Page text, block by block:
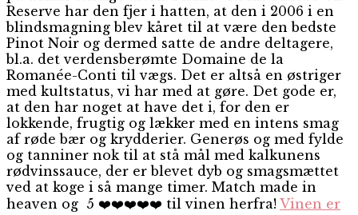
Reserve har den fjer i hatten, at den i 2006 i en
blindsmagning blev kåret til at være den bedste
Pinot Noir og dermed satte de andre deltagere,
bl.a. det verdensberømte Domaine de la
Romanée-Conti til vægs. Det er altså en østriger
med kultstatus, vi har med at gøre. Det gode er,
at den har noget at have det i, for den er
lokkende, frugtig og lækker med en intens smag
af røde bær og krydderier. Generøs og med fylde
og tanniner nok til at stå mål med kalkunens
rødvinssauce, der er blevet dyb og smagsmættet
ved at koge i så mange timer. Match made in
heaven og 5 ❤️❤️❤️❤️❤️ til vinen herfra! Vinen er